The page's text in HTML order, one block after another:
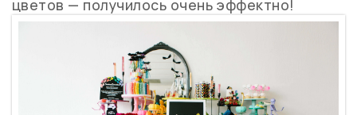
цветов — получилось очень эффектно!